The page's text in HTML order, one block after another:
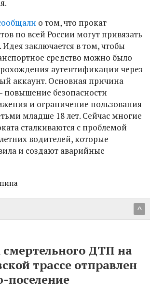
о том, что прокат
по всей России могут привязать
Идея заключается в том, чтобы
средство можно было
аутентификации через
аккаунт. Основная причина
повышение безопасности
и ограничение пользования
младше 18 лет. Сейчас многие
сталкиваются с проблемой
водителей, которые
и создают аварийные
^
ДТП на
трассе отправлен
поселение